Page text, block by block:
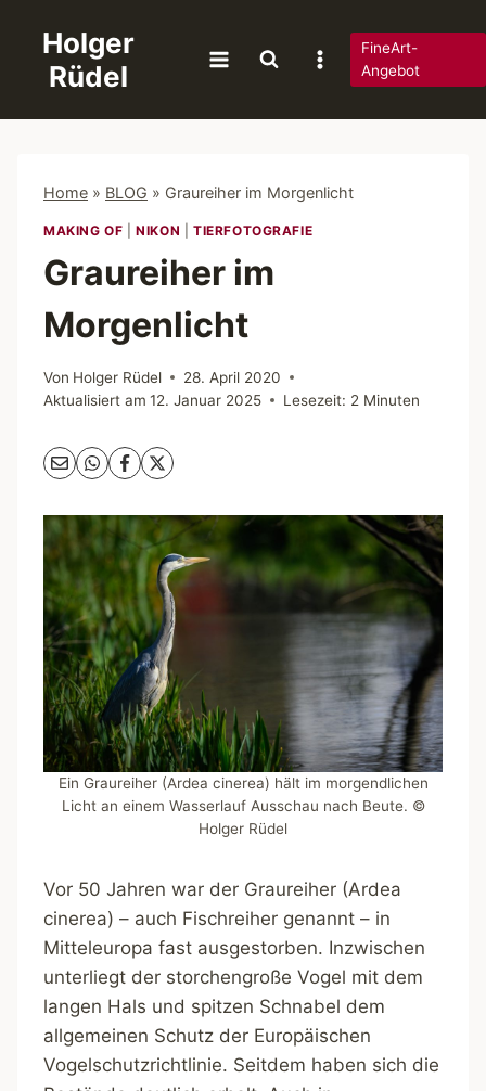
springen
Holger
Rüdel
FineArt-
Angebot
Home » BLOG » Graureiher im Morgenlicht
MAKING OF |NIKON TIERFOTOGRAFIE
Graureiher im
Morgenlicht
Von Holger Rüdel
28. April 2020
Aktualisiert am 12. Januar 2025 Lesezeit: 2 Minuten
Ein Graureiher (Ardea cinerea) hält im morgendlichen
Licht an einem Wasserlauf Ausschau nach Beute. ©
Holger Rüdel
Vor 50 Jahren war der Graureiher (Ardea
cinerea) – auch Fischreiher genannt – in
Mitteleuropa fast ausgestorben. Inzwischen
unterliegt der storchengroße Vogel mit dem
langen Hals und spitzen Schnabel dem
allgemeinen Schutz der Europäischen
Vogelschutzrichtlinie. Seitdem haben sich die